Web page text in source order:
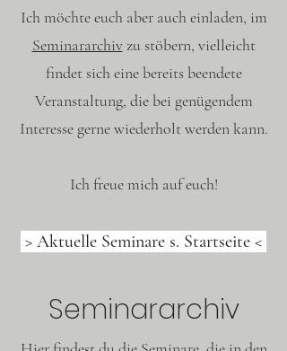
Ich möchte euch aber auch einladen, im
Seminararchivzu stöbern, vielleicht
findet sich eine bereits beendete
Veranstaltung, die bei genügendem
Interesse gerne wiederholt werden kann.
Ich freue mich auf euch!
> Aktuelle Seminare s. Startseite <
Seminararchiv